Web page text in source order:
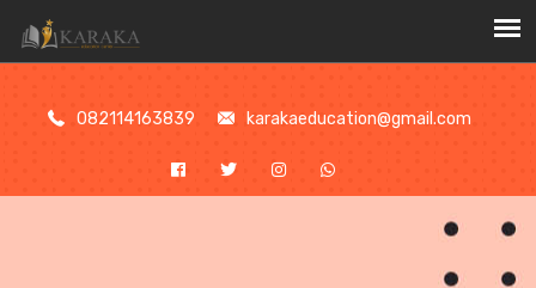
082114163839 karakaeducation@gmail.com